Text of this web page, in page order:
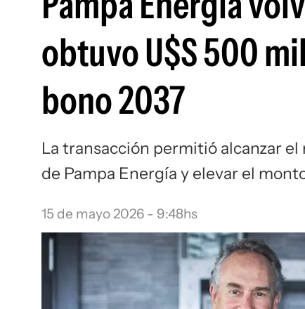
obtuvo U$S 500
bono 2037
La transacción permitió alcanzar
de Pampa Energía y elevar el
15 de mayo 2026 - 9:48hs